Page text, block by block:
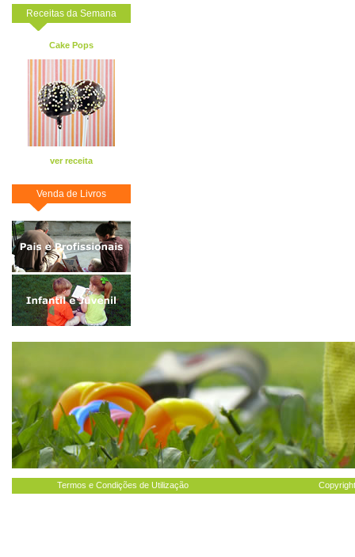
Receitas da Semana
Cake Pops
ver receita
Venda de Livros
Termos e Condições de Utilização